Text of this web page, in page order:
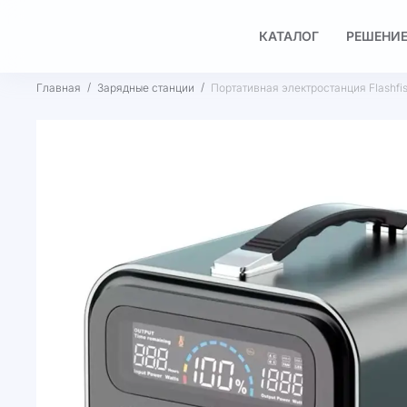
КАТАЛОГ
Главная Зарядные станции Портативная электростанция